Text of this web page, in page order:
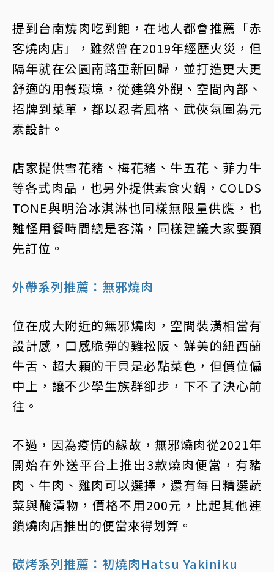
提到台南燒肉吃到飽，在地人都會推薦「赤
客燒肉店」，雖然曾在2019年經歷火災，但
隔年就在公園南路重新回歸，並打造更大更
舒適的用餐環境，從建築外觀、空間內部、
招牌到菜單，都以忍者風格、武俠氛圍為元
素設計。
店家提供雪花豬、梅花豬、牛五花、菲力牛
等各式肉品，也另外提供素食火鍋，COLDS
TONE與明治冰淇淋也同樣無限量供應，也
難怪用餐時間總是客滿，同樣建議大家要預
先訂位。
外帶系列推薦：無邪燒肉
位在成大附近的無邪燒肉，空間裝潢相當有
設計感，口感脆彈的雞松阪、鮮美的紐西蘭
牛舌、超大顆的干貝是必點菜色，但價位偏
中上，讓不少學生族群卻步，下不了決心前
往。
不過，因為疫情的緣故，無邪燒肉從2021年
開始在外送平台上推出3款燒肉便當，有豬
肉、牛肉、雞肉可以選擇，還有每日精選蔬
菜與醃漬物，價格不用200元，比起其他連
鎖燒肉店推出的便當來得划算。
碳烤系列推薦：初燒肉Hatsu Yakiniku